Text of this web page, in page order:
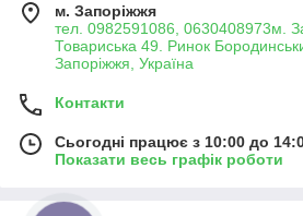
м. Запоріжжя
тел. 0982591086, 0630408973м.
Товариська 49. Ринок
Запоріжжя, Україна
Контакти
Сьогодні працює з 10:00 до
Показати весь графік роботи